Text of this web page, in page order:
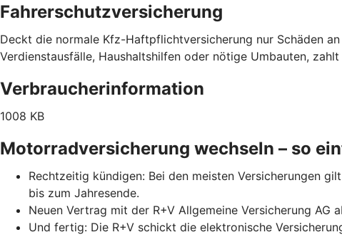
Fahrerschutzversicherung
Deckt die normale Kfz-Haftpflichtversicherung nur Schäden
Verdienstausfälle, Haushaltshilfen oder nötige Umbauten,
Verbraucherinformation
1008 KB
Motorradversicherung wechseln – so
Rechtzeitig kündigen: Bei den meisten Versicherungen
bis zum Jahresende.
Neuen Vertrag mit der R+V Allgemeine Versicherung AG
Und fertig: Die R+V schickt die elektronische